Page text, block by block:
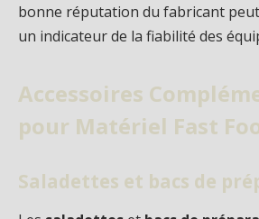
bonne réputation du fabricant
un indicateur de la fiabilité des
Accessoires
pour Matériel Fast
Saladettes et bacs de